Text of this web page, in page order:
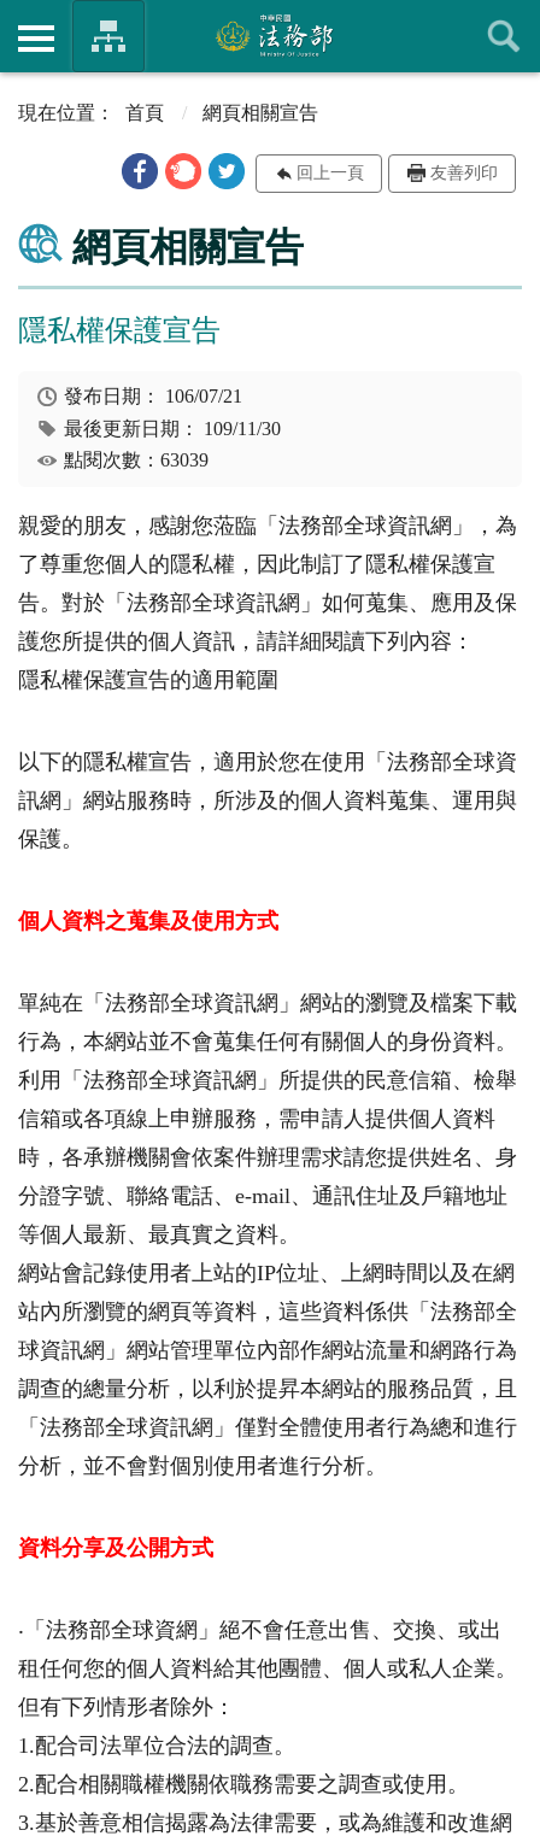
首頁 網頁相關宣告
回上一頁 友善列印
網頁相關宣告
隱私權保護宣告
發布日期： 106/07/21
最後更新日期： 109/11/30
點閱次數：63039
親愛的朋友，感謝您蒞臨「法務部全球資訊網」，為
了尊重您個人的隱私權，因此制訂了隱私權保護宣
告。對於「法務部全球資訊網」如何蒐集、應用及保
護您所提供的個人資訊，請詳細閱讀下列內容：
隱私權保護宣告的適用範圍
以下的隱私權宣告，適用於您在使用「法務部全球資
訊網」網站服務時，所涉及的個人資料蒐集、運用與
保護。
個人資料之蒐集及使用方式
單純在「法務部全球資訊網」網站的瀏覽及檔案下載
行為，本網站並不會蒐集任何有關個人的身份資料。
利用「法務部全球資訊網」所提供的民意信箱、檢舉
信箱或各項線上申辦服務，需申請人提供個人資料
時，各承辦機關會依案件辦理需求請您提供姓名、身
分證字號、聯絡電話、e-mail、通訊住址及戶籍地址
等個人最新、最真實之資料。
網站會記錄使用者上站的IP位址、上網時間以及在網
站內所瀏覽的網頁等資料，這些資料係供「法務部全
球資訊網」網站管理單位內部作網站流量和網路行為
調查的總量分析，以利於提昇本網站的服務品質，且
「法務部全球資訊網」僅對全體使用者行為總和進行
分析，並不會對個別使用者進行分析。
資料分享及公開方式
‧「法務部全球資網」絕不會任意出售、交換、或出
租任何您的個人資料給其他團體、個人或私人企業。
但有下列情形者除外：
1.配合司法單位合法的調查。
2.配合相關職權機關依職務需要之調查或使用。
3.基於善意相信揭露為法律需要，或為維護和改進網